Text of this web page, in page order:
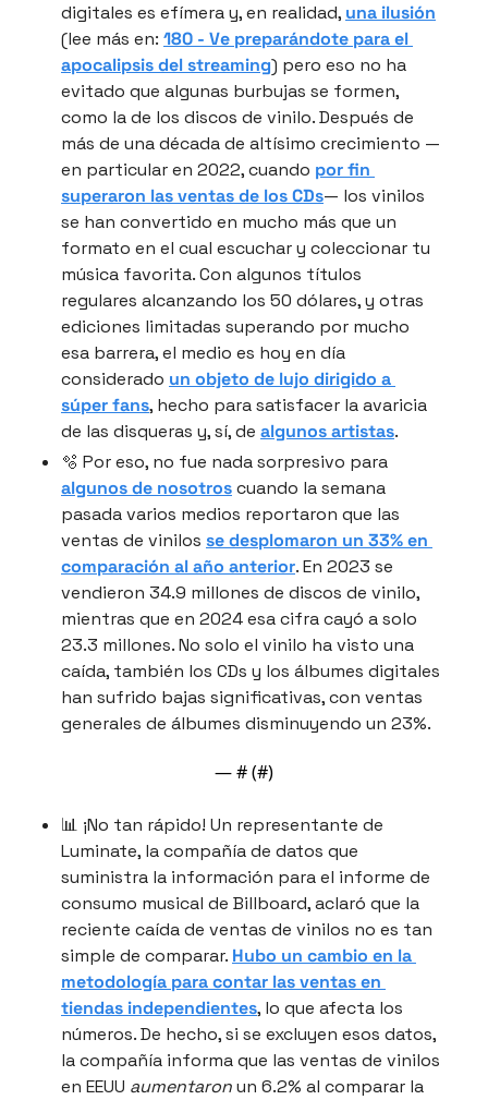
digitales es efímera y, en realidad, una ilusión
(lee más en: 180 - Ve preparándote para el
apocalipsis del streaming) pero eso no ha
evitado que algunas burbujas se formen,
como la de los discos de vinilo. Después de
más de una década de altísimo crecimiento —
en particular en 2022, cuando por fin
superaron las ventas de los CDs— los vinilos
se han convertido en mucho más que un
formato en el cual escuchar y coleccionar tu
música favorita. Con algunos títulos
regulares alcanzando los 50 dólares, y otras
ediciones limitadas superando por mucho
esa barrera, el medio es hoy en día
considerado un objeto de lujo dirigido a
súper fans, hecho para satisfacer la avaricia
de las disqueras y, sí, de algunos artistas.
🫧
algunos de nosotros cuando la semana
pasada varios medios reportaron que las
ventas de vinilos se desplomaron un 33% en
comparación al año anterior. En 2023 se
vendieron 34.9 millones de discos de vinilo,
mientras que en 2024 esa cifra cayó a solo
23.3 millones. No solo el vinilo ha visto una
caída, también los CDs y los álbumes digitales
han sufrido bajas significativas, con ventas
generales de álbumes disminuyendo un 23%.
— # (#)
📊 ¡No tan rápido! Un representante de
Luminate, la compañía de datos que
suministra la información para el informe de
consumo musical de Billboard, aclaró que la
reciente caída de ventas de vinilos no es tan
simple de comparar. Hubo un cambio en la
metodología para contar las ventas en
tiendas independientes, lo que afecta los
números. De hecho, si se excluyen esos datos,
la compañía informa que las ventas de vinilos
en EEUU aumentaron un 6.2% al comparar la